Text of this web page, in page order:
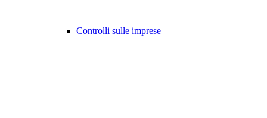
Controlli sulle imprese